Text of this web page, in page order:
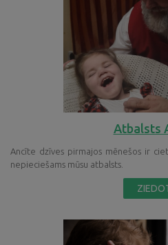
Atbalsts
Ancīte dzīves pirmajos mēnešos ir
nepieciešams mūsu atbalsts.